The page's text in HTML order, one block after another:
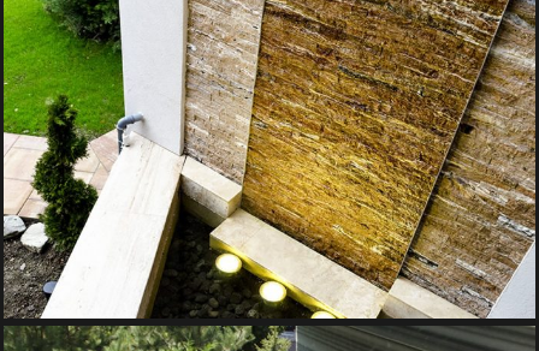
FANTANA CASCADA DIN PIATRA
Iazuri si Cascade, Pereti de Apa